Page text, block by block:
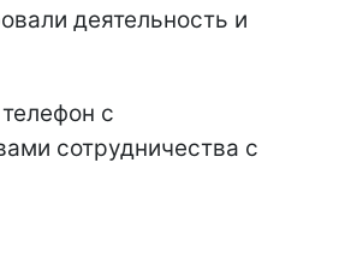
деятельность и
с
сотрудничества с